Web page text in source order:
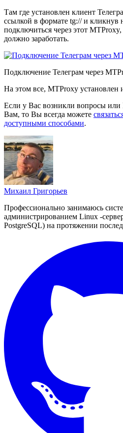
Там где установлен клиент
ссылкой в формате tg:// и кликнув
подключиться через этот
должно заработать.
Подключение Телеграм через
На этом все, MTProxy установлен
Если у Вас возникли вопросы
Вам, то Вы всегда можете
доступными способами.
Михаил Григорьев
Профессионально занимаюсь
администрированием Linux -
PostgreSQL) на протяжении